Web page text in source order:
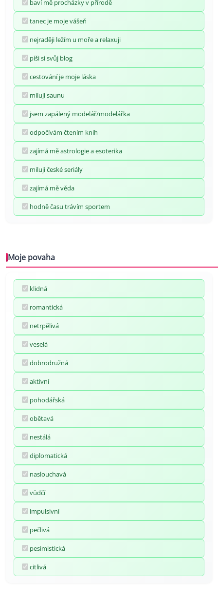
baví mě procházky v přírodě
tanec je moje vášeň
nejraději ležím u moře a relaxuji
píši si svůj blog
cestování je moje láska
miluji saunu
jsem zapálený modelář/modelářka
odpočívám čtením knih
zajímá mě astrologie a esoterika
miluji české seriály
zajímá mě věda
hodně času trávím sportem
Moje povaha
klidná
romantická
netrpělivá
veselá
dobrodružná
aktivní
pohodářská
obětavá
nestálá
diplomatická
naslouchavá
vůdčí
impulsivní
pečlivá
pesimistická
citlivá